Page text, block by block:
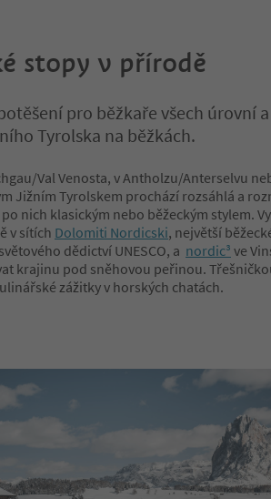
stopy v přírodě
pro běžkaře všech úrovní
Tyrolska na běžkách.
Val Venosta, v Antholzu/Anterselvu
Jižním Tyrolskem prochází rozsáhlá a
nich klasickým nebo běžeckým stylem.
v sítích Dolomiti Nordicski, největší
dědictví UNESCO, a nordic³ ve
krajinu pod sněhovou peřinou.
zážitky v horských chatách.